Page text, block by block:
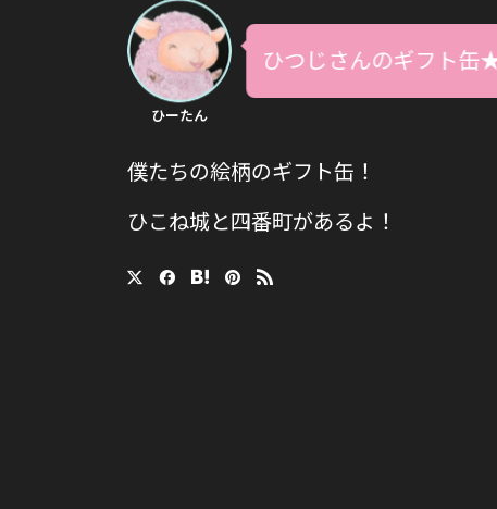
ひーたん
ひつじさんのギフト缶★
僕たちの絵柄のギフト缶！
ひこね城と四番町があるよ！